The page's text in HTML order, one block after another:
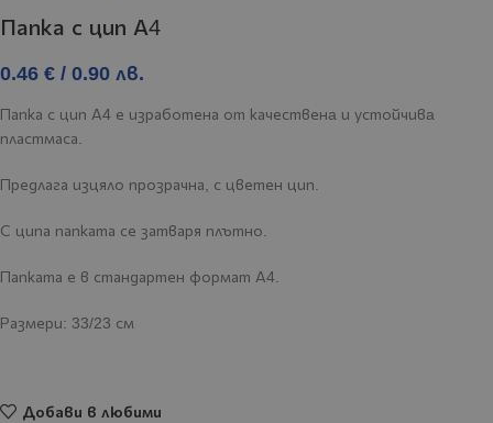
Папка с цип А4
0.46 € / 0.90 лв.
Папка с цип А4 е изработена от качественa и устойчивa
пластмаса.
Предлага изцяло прозрачна, с цветен цип.
С ципа папката се затваря плътно.
Папката е в стандартен формат А4.
Размери: 33/23 см
Добави в любими